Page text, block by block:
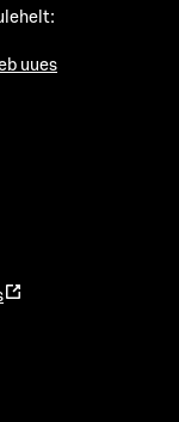
uues